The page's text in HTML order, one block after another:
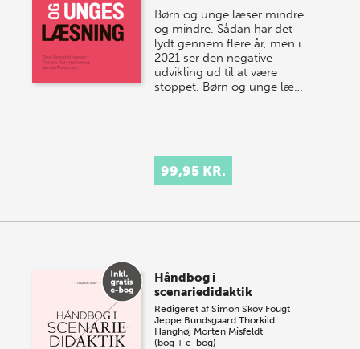
Børn og unge læser mindre
og mindre. Sådan har det
lydt gennem flere år, men i
2021 ser den negative
udvikling ud til at være
stoppet. Børn og unge læ…
99,95 KR.
Håndbog i
scenariedidaktik
Redigeret afSimon Skov Fougt
Jeppe Bundsgaard Thorkild
Hanghøj Morten Misfeldt
(bog + e-bog)